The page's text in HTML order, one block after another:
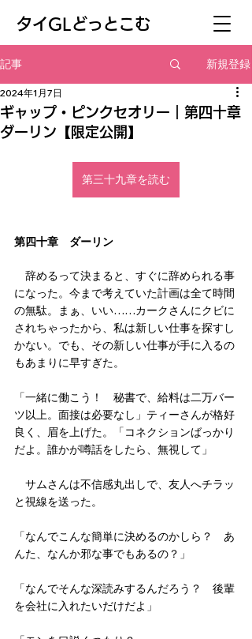
​タイGLどっとこむ
記事 新規登録
ギャップ・ピンクセオリー｜第四十章
ダーリン【限定公開】
2024年1月7日
第三十九章を読む
第四十章　ダーリン
辞めるって決まると、すぐに辞められる事
になった。今まで考えていた計画は全て時間
の無駄。まぁ、いい……カークさんにクビに
されちゃったから、私は新しい仕事を探すし
かない。でも、その新しい仕事が手に入るの
もあまりに早すぎた。
「一緒に働こう！　秘書で、給料は二万バー
ツ以上。面接は必要なし」ティーさんが格好
良く、眉を上げた。「コネクションばっかり
だよ。誰かが噂話をしたら、無視して」
サムさんは不信感丸出しで、友人へチラッ
と視線を送った。
「なんでこんな簡単に決めるのかしら？　あ
んた、なんか邪な事でもあるの？」
「なんでそんな深読みするんだろう？　後輩
を会社に入れたいだけだよ」